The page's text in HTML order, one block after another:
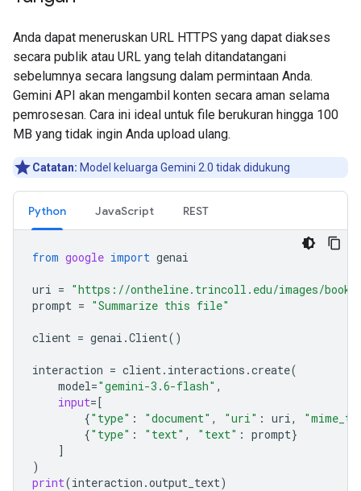
Anda dapat meneruskan URL HTTPS yang dapat diakses
secara publik atau URL yang telah ditandatangani
sebelumnya secara langsung dalam permintaan Anda.
Gemini API akan mengambil konten secara aman selama
pemrosesan. Cara ini ideal untuk file berukuran hingga 100
MB yang tidak ingin Anda upload ulang.
Catatan: Model keluarga Gemini 2.0 tidak didukung
Python JavaScript REST
from google import genai
uri = "https://ontheline.trincoll.edu/images/
prompt = "Summarize this file"
client = genai .Client()
interaction = client. interactions .create(
model="gemini-3.6-flash" ,
input=[
{"type" : "document" , "uri" : uri,
{"type" : "text" , "text" : prompt}
]
)
print(interaction .output_text)